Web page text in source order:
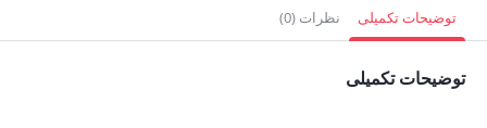
2,385,000 تومان.
توضیحات تکمیلی نظرات (0)
توضیحات تکمیلی